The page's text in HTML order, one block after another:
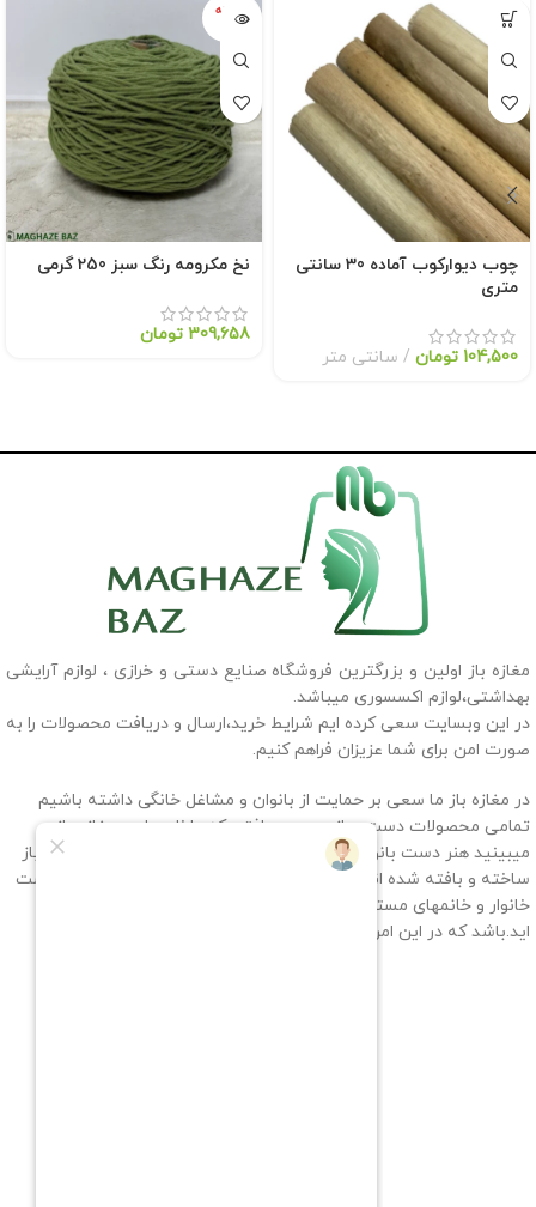
چوب دیوارکوب آماده 30 سانتی
متری
104,500 تومان سانتی متر
فروخته
شده
نخ مکرومه رنگ سبز 250 گرمی
309,658 تومان
مغازه باز اولین و بزرگترین فروشگاه صنایع دستی و خرازی ، لوازم آرایشی
بهداشتی،لوازم اکسسوری میباشد.
در این وبسایت سعی کرده ایم شرایط خرید،ارسال و دریافت محصولات را به
صورت امن برای شما عزیزان فراهم کنیم.
در مغازه باز ما سعی بر حمایت از بانوان و مشاغل خانگی داشته باشیم
تمامی محصولات دست ساز و دست بافتی که داخل سایت مغازه باز
میبینید هنر دست بانوان سرزمینم ایران میباشد که به سفارش مغازه باز
ساخته و بافته شده اند، پس با حمایت شما عزیزان به خانمهای سرپرست
خانوار و خانمهای مستقلی که به آنها بسیار افتخار میکنیم کمک کرده
اید.باشد که در این امر سهیم باشیم.